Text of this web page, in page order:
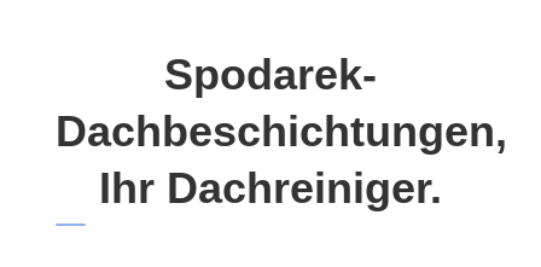
Spodarek-
Dachbeschichtungen,
Ihr Dachreiniger.